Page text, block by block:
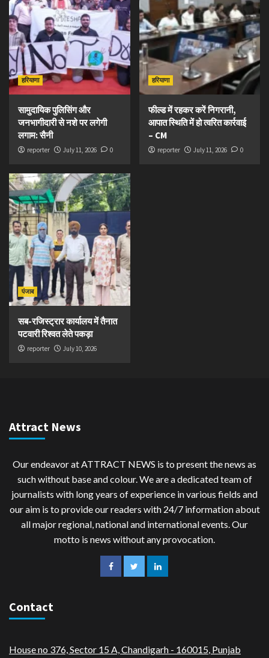
हरियाणा
सामुदायिक पुलिसिंग और
जनभागीदारी से नशे पर लगेगी
लगाम: सैनी
reporter July 11, 2026 0
हरियाणा
फील्ड में रहकर करें निगरानी,
आपात स्थिति में हो त्वरित कार्रवाई
– CM
reporter July 11, 2026 0
पंजाब
सब-रजिस्ट्रार कार्यालय में तैनात
पटवारी रिश्वत लेते पकड़ा
reporter July 10, 2026
Attract News
Our endeavor at ATTRACT NEWS is to present the news as
such without base and colour. We are a dedicated team of
journalists with long years of experience in various fields and
our aim is to provide our readers with 24/7 information about
all major regional, national and international events. Our
motto is news without any provocation.
Contact
House no 376, Sector 15 A, Chandigarh - 160015, Punjab